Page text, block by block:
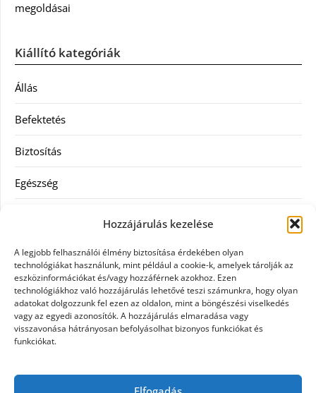
Hozzájárulás kezelése
A legjobb felhasználói élmény biztosítása érdekében olyan
technológiákat használunk, mint például a cookie-k, amelyek tárolják az
eszközinformációkat és/vagy hozzáférnek azokhoz. Ezen
technológiákhoz való hozzájárulás lehetővé teszi számunkra, hogy olyan
adatokat dolgozzunk fel ezen az oldalon, mint a böngészési viselkedés
vagy az egyedi azonosítók. A hozzájárulás elmaradása vagy
visszavonása hátrányosan befolyásolhat bizonyos funkciókat és
funkciókat.
megoldásai
Kiállító kategóriák
Állás
Befektetés
Biztosítás
Egészség
Ingatlan
Művészetek és szórakozás
Múzeumok
Szolgáltatás
Szórakozás